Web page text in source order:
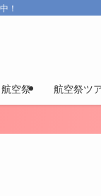
！
航空祭 航空祭ツ